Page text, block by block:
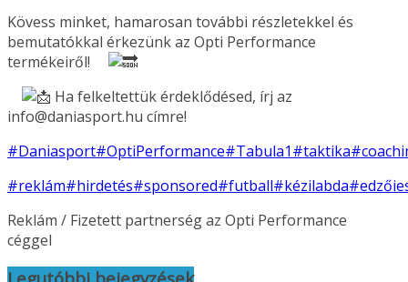
Kövess minket, hamarosan további részletekkel és
bemutatókkal érkezünk az Opti Performance
termékeiről!
Ha felkeltettük érdeklődésed, írj az
info@daniasport.hu címre!
#Daniasport#OptiPerformance#Tabula1#taktika
#reklám#hirdetés#sponsored#futball#kézilabda
Reklám / Fizetett partnerség az Opti Performance
céggel